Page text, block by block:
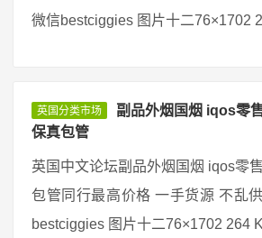
微信bestciggies 图片十二76×1702
英国分类市场
副品外烟国烟 iqos零
保真包管
英国中文论坛副品外烟国烟 iqos零
包管同行最高价格 一手货源 不乱
bestciggies 图片十二76×1702 264